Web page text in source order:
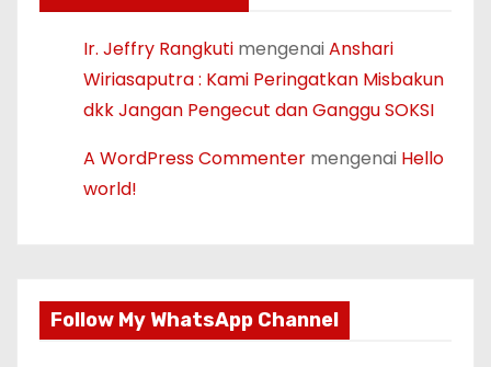
Ir. Jeffry Rangkuti mengenaiAnshari
Wiriasaputra : Kami Peringatkan Misbakun
dkk Jangan Pengecut dan Ganggu SOKSI
A WordPress Commenter mengenai Hello
world!
Follow My WhatsApp Channel